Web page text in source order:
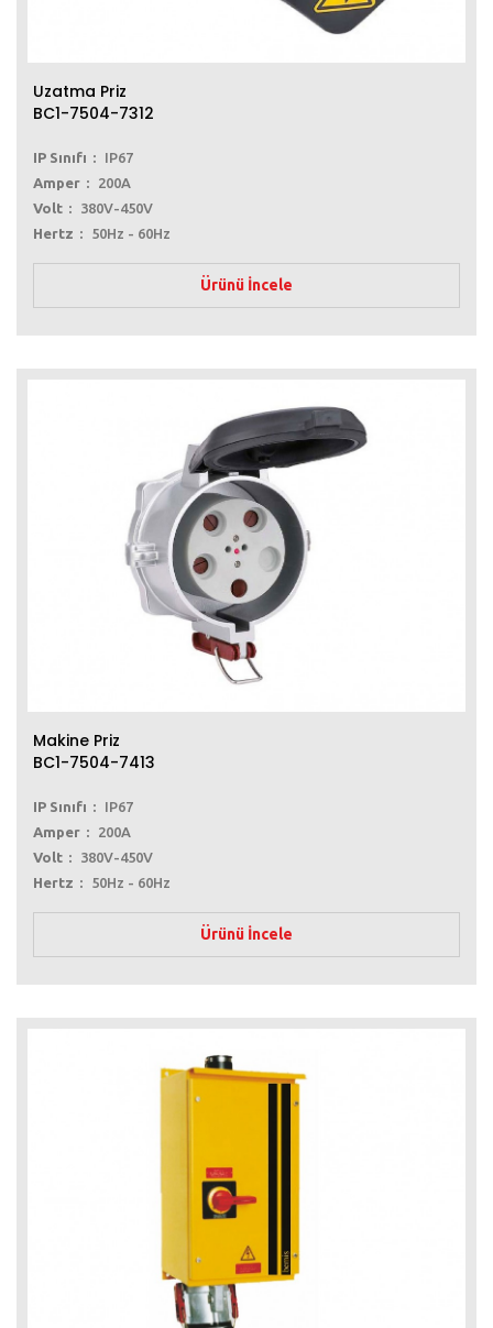
Uzatma Priz
BC1-7504-7312
IP Sınıfı
IP67
Amper
200A
Volt
380V-450V
Hertz
50Hz - 60Hz
Ürünü İncele
Makine Priz
BC1-7504-7413
IP Sınıfı
IP67
Amper
200A
Volt
380V-450V
Hertz
50Hz - 60Hz
Ürünü İncele